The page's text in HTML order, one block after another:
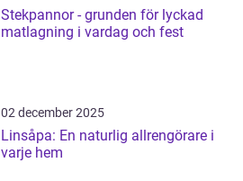
Stekpannor - grunden för lyckad
matlagning i vardag och fest
02 december 2025
Linsåpa: En naturlig allrengörare i
varje hem